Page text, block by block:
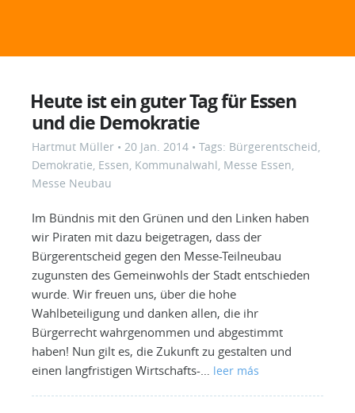
Heute ist ein guter Tag für Essen
und die Demokratie
Hartmut Müller •20 Jan. 2014 • Tags: Bürgerentscheid,
Demokratie, Essen, Kommunalwahl, Messe Essen,
Messe Neubau
Im Bündnis mit den Grünen und den Linken haben
wir Piraten mit dazu beigetragen, dass der
Bürgerentscheid gegen den Messe-Teilneubau
zugunsten des Gemeinwohls der Stadt entschieden
wurde. Wir freuen uns, über die hohe
Wahlbeteiligung und danken allen, die ihr
Bürgerrecht wahrgenommen und abgestimmt
haben! Nun gilt es, die Zukunft zu gestalten und
einen langfristigen Wirtschafts-… leer más